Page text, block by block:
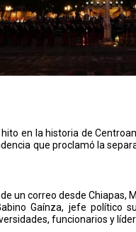
en la historia de
que proclamó la
un correo desde Chiapas,
Gaínza, jefe político
funcionarios y